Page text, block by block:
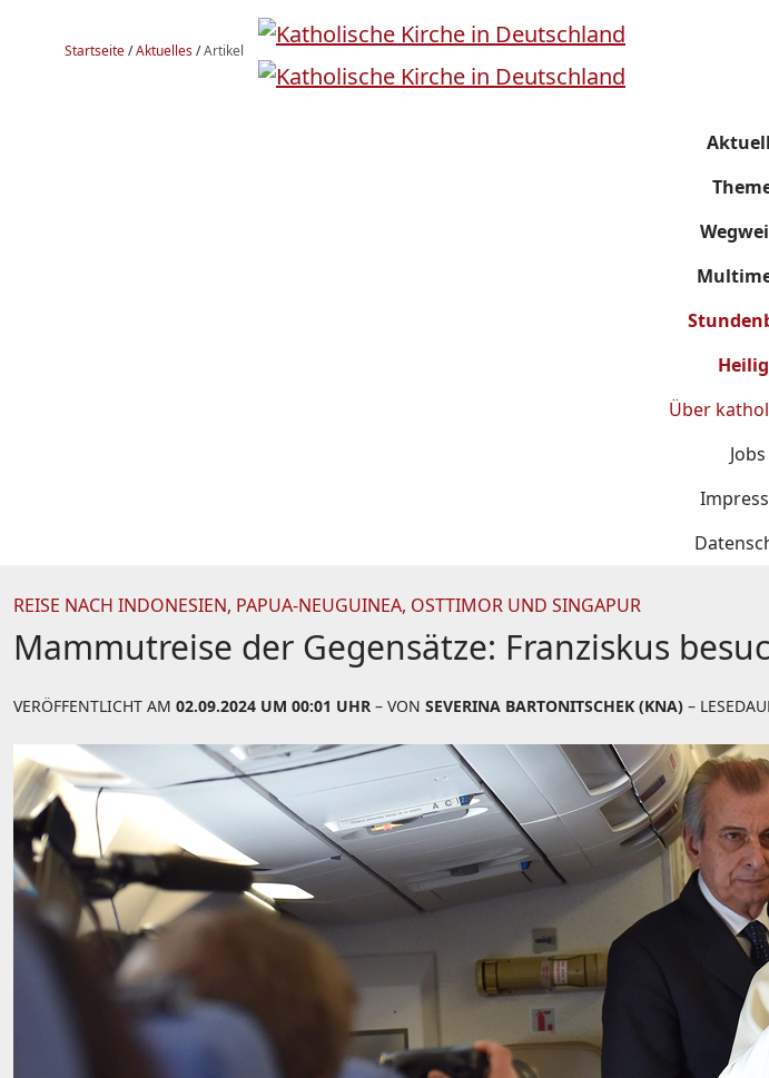
Startseite/Aktuelles/Artikel
Über
Jobs
REISE NACH INDONESIEN, PAPUA-NEUGUINEA, OSTTIMOR UND SINGAPUR
Mammutreise der Gegensätze: Franziskus
VERÖFFENTLICHT AM 02.09.2024 UM 00:01 UHR – VON SEVERINA BARTONITSCHEK (KNA) –